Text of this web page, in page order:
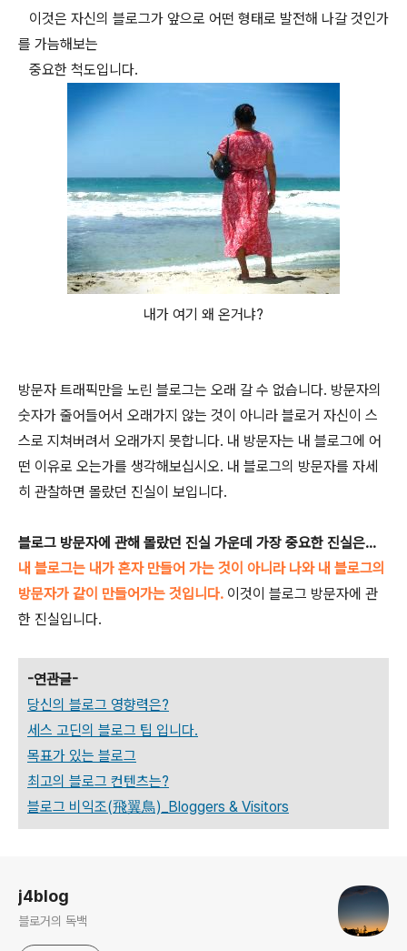
이것은 자신의 블로그가 앞으로 어떤 형태로 발전해 나갈 것인가
를 가늠해보는
중요한 척도입니다.
내가 여기 왜 온거냐?
방문자 트래픽만을 노린 블로그는 오래 갈 수 없습니다. 방문자의
숫자가 줄어들어서 오래가지 않는 것이 아니라 블로거 자신이 스
스로 지쳐버려서 오래가지 못합니다. 내 방문자는 내 블로그에 어
떤 이유로 오는가를 생각해보십시오. 내 블로그의 방문자를 자세
히 관찰하면 몰랐던 진실이 보입니다.
블로그 방문자에 관해 몰랐던 진실 가운데 가장 중요한 진실은...
내 블로그는 내가 혼자 만들어 가는 것이 아니라 나와 내 블로그의
방문자가 같이 만들어가는 것입니다. 이것이 블로그 방문자에 관
한 진실입니다.
-연관글-
당신의 블로그 영향력은?
세스 고딘의 블로그 팁 입니다.
목표가 있는 블로그
최고의 블로그 컨텐츠는?
블로그 비익조(飛翼鳥)_Bloggers & Visitors
j4blog
블로거의 독백